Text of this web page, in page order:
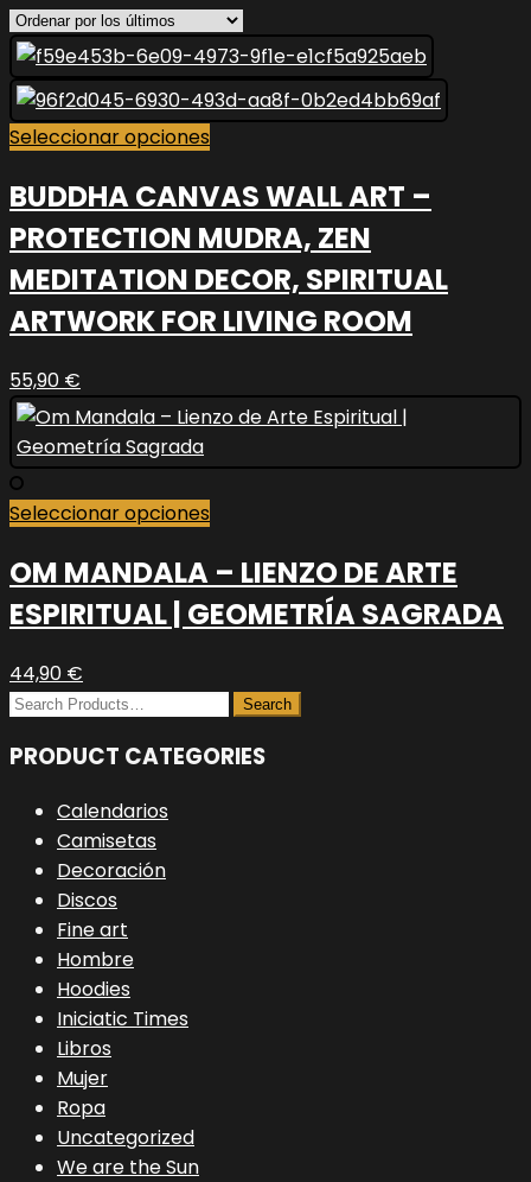
los
últimos
Seleccionar opciones
tiene
múltiples
variantes.
Las
opciones
se
elegir
en
la
de
BUDDHA CANVAS WALL ART –
PROTECTION MUDRA, ZEN
MEDITATION DECOR, SPIRITUAL
ARTWORK FOR LIVING ROOM
55,90 €
Seleccionar opciones
tiene
múltiples
variantes.
opciones
se
pueden
OM MANDALA – LIENZO DE ARTE
ESPIRITUAL | GEOMETRÍA SAGRADA
44,90 €
PRODUCT CATEGORIES
Calendarios
Camisetas
Decoración
Discos
Fine art
Hombre
Hoodies
Iniciatic Times
Libros
Mujer
Ropa
Uncategorized
We are the Sun